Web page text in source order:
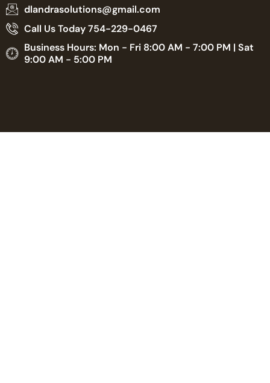
dlandrasolutions@gmail.com
Call Us Today 754-229-0467
Business Hours: Mon - Fri 8:00 AM - 7:00 PM | Sat
9:00 AM - 5:00 PM